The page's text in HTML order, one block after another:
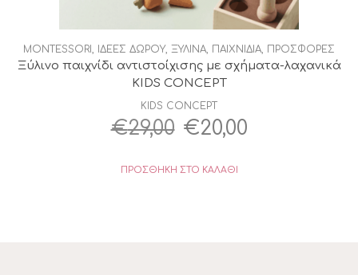
MONTESSORI , ΙΔΕΕΣ ΔΩΡΟΥ, ΞΥΛΙΝΑ, ΠΑΙΧΝΙΔΙΑ, ΠΡΟΣΦΟΡΕΣ
Ξύλινο παιχνίδι αντιστοίχισης με σχήματα-λαχανικά
KIDS CONCEPT
KIDS CONCEPT
€29,00 Original
€20,00Η
ΠΡΟΣΘΉΚΗ ΣΤΟ ΚΑΛΆΘΙ